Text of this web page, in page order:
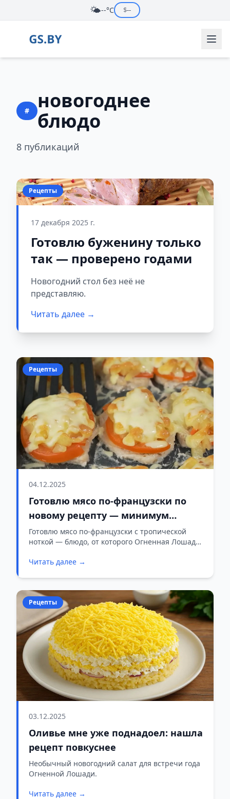
🌤️--°C $--
#
новогоднее
блюдо
8 публикаций
Рецепты
17 декабря 2025 г.
Готовлю буженину только
так — проверено годами
Новогодний стол без неё не
представляю.
Читать далее →
Рецепты
04.12.2025
Готовлю мясо по-французски по
новому рецепту — минимум
усилий, максимум вкуса
Готовлю мясо по-французски с тропической
ноткой — блюдо, от которого Огненная Лошадь
Читать далее →
Рецепты
03.12.2025
Оливье мне уже поднадоел: нашла
рецепт повкуснее
Необычный новогодний салат для встречи года
Огненной Лошади.
Читать далее →